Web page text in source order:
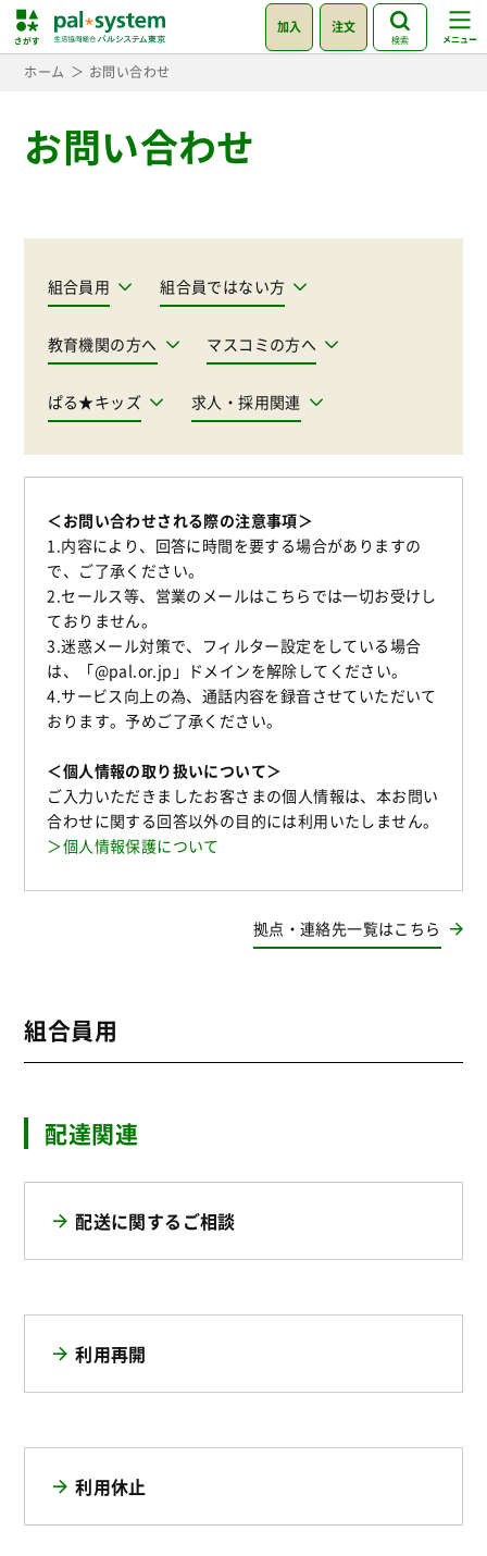
加入 注文
検索
ホーム お問い合わせ
お問い合わせ
組合員用 組合員ではない方
教育機関の方へ マスコミの方へ
ぱる★キッズ 求人・採用関連
＜お問い合わせされる際の注意事項＞
1.内容により、回答に時間を要する場合がありますの
で、ご了承ください。
2.セールス等、営業のメールはこちらでは一切お受けし
ておりません。
3.迷惑メール対策で、フィルター設定をしている場合
は、「@pal.or.jp」ドメインを解除してください。
4.サービス向上の為、通話内容を録音させていただいて
おります。予めご了承ください。
＜個人情報の取り扱いについて＞
ご入力いただきましたお客さまの個人情報は、本お問い
合わせに関する回答以外の目的には利用いたしません。
＞個人情報保護について
拠点・連絡先一覧はこちら
組合員用
配達関連
配送に関するご相談
利用再開
利用休止